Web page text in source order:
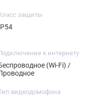
защиты
к интернету
(Wi-Fi) /
видеодомофона